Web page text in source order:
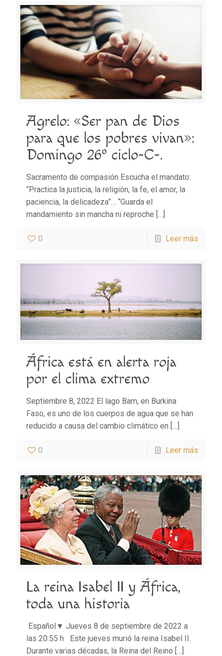
Agrelo: «Ser pan de Dios
para que los pobres vivan»:
Domingo 26º ciclo-C-.
Sacramento de compasión Escucha el mandato:
“Practica la justicia, la religión, la fe, el amor, la
paciencia, la delicadeza”… “Guarda el
mandamiento sin mancha ni reproche […]
0 Leer más
África está en alerta roja
por el clima extremo
Septiembre 8, 2022 El lago Bam, en Burkina
Faso, es uno de los cuerpos de agua que se han
reducido a causa del cambio climático en […]
0 Leer más
La reina Isabel II y África,
toda una historia
Español▼ Jueves 8 de septiembre de 2022 a
las 20:55 h Este jueves murió la reina Isabel II.
Durante varias décadas, la Reina del Reino […]